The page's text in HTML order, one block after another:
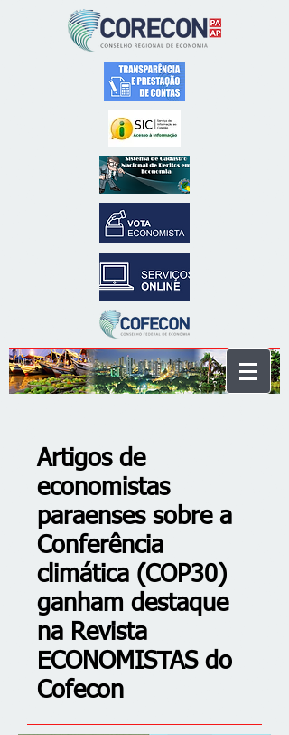
Artigos de
economistas
paraenses sobre a
Conferência
climática (COP30)
ganham destaque
na Revista
ECONOMISTAS do
Cofecon